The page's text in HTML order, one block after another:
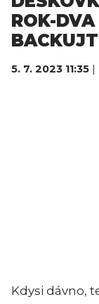
ROK-
5. 7. 2023 11:35 |
Kdysi dávno,